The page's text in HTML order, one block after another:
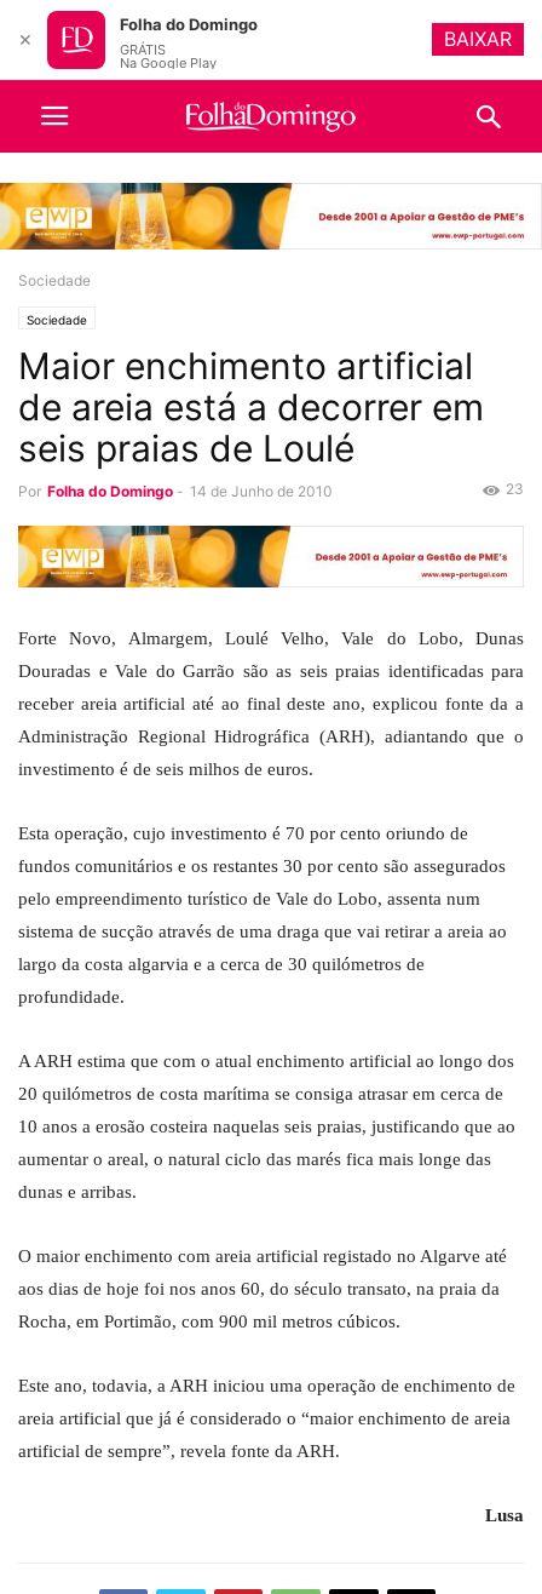
Sociedade
Sociedade
Maior enchimento artificial
de areia está a decorrer em
seis praias de Loulé
Por Folha do Domingo - 14 de Junho de 2010 23
Forte Novo, Almargem, Loulé Velho, Vale do Lobo, Dunas
Douradas e Vale do Garrão são as seis praias identificadas para
receber areia artificial até ao final deste ano, explicou fonte da a
Administração Regional Hidrográfica (ARH), adiantando que o
investimento é de seis milhos de euros.
Esta operação, cujo investimento é 70 por cento oriundo de
fundos comunitários e os restantes 30 por cento são assegurados
pelo empreendimento turístico de Vale do Lobo, assenta num
sistema de sucção através de uma draga que vai retirar a areia ao
largo da costa algarvia e a cerca de 30 quilómetros de
profundidade.
A ARH estima que com o atual enchimento artificial ao longo dos
20 quilómetros de costa marítima se consiga atrasar em cerca de
10 anos a erosão costeira naquelas seis praias, justificando que ao
aumentar o areal, o natural ciclo das marés fica mais longe das
dunas e arribas.
O maior enchimento com areia artificial registado no Algarve até
aos dias de hoje foi nos anos 60, do século transato, na praia da
Rocha, em Portimão, com 900 mil metros cúbicos.
Este ano, todavia, a ARH iniciou uma operação de enchimento de
areia artificial que já é considerado o “maior enchimento de areia
artificial de sempre”, revela fonte da ARH.
Lusa
✕
Folha do Domingo
GRÁTIS
Na Google Play
BAIXAR